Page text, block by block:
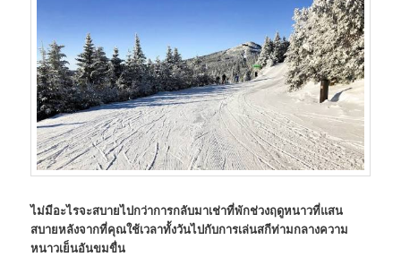
ไม่มีอะไรจะสบายไปกว่าการกลับมาเช่าที่พักช่วงฤดูหนาวที่แสน
สบายหลังจากที่คุณใช้เวลาทั้งวันไปกับการเล่นสกีท่ามกลางความ
หนาวเย็นอันขมขื่น